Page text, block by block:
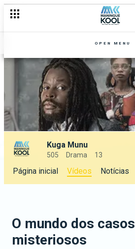
OPEN MENU
Kuga Munu
505 Drama 13
Página inicial Vídeos Notícias
O mundo dos casos
misteriosos